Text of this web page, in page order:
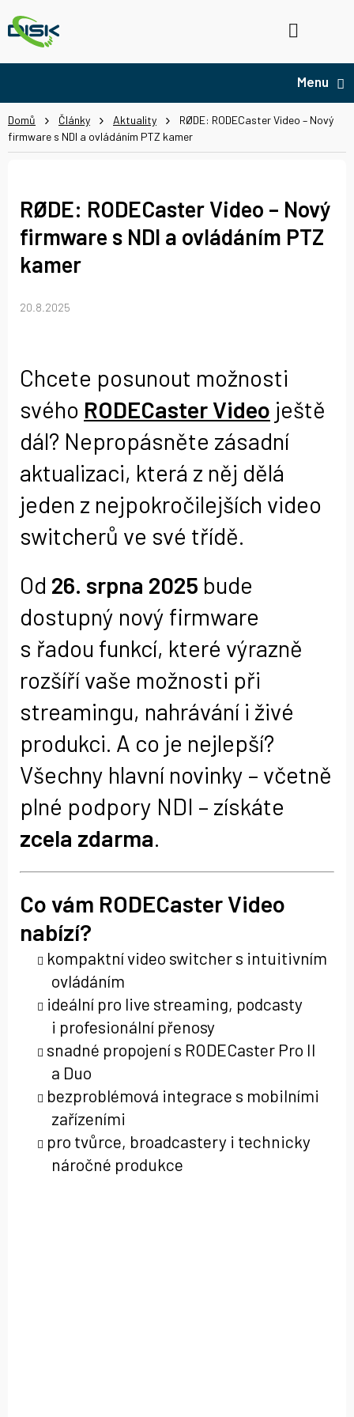
na
obsah
Domů Články Aktuality
RØDE: RODECaster Video – Nový
firmware s NDI a ovládáním PTZ kamer
RØDE: RODECaster Video – Nový
firmware s NDI a ovládáním PTZ
kamer
20.8.2025
Chcete posunout možnosti
svého RODECaster Video ještě
dál? Nepropásněte zásadní
aktualizaci, která z něj dělá
jeden z nejpokročilejších video
switcherů ve své třídě.
Od 26. srpna 2025 bude
dostupný nový firmware
s řadou funkcí, které výrazně
rozšíří vaše možnosti při
streamingu, nahrávání i živé
produkci. A co je nejlepší?
Všechny hlavní novinky – včetně
plné podpory NDI – získáte
zcela zdarma.
Co vám RODECaster Video
nabízí?
kompaktní video switcher s intuitivním
ovládáním
ideální pro live streaming, podcasty
i profesionální přenosy
snadné propojení s RODECaster Pro II
a Duo
bezproblémová integrace s mobilními
zařízeními
pro tvůrce, broadcastery i technicky
náročné produkce